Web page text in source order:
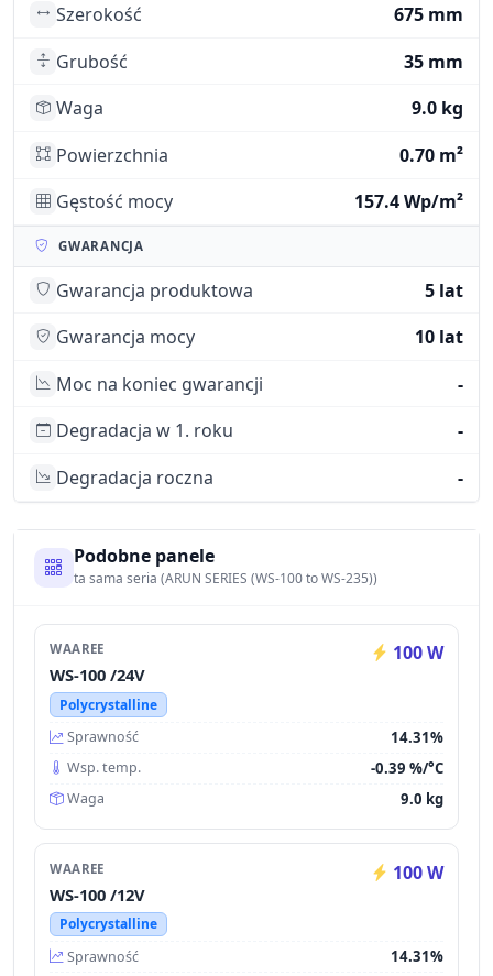
Szerokość
675 mm
Grubość
35 mm
Waga
9.0 kg
Powierzchnia
0.70 m²
Gęstość mocy
157.4 Wp/m²
GWARANCJA
Gwarancja produktowa
5 lat
Gwarancja mocy
10 lat
Moc na koniec gwarancji
-
Degradacja w 1. roku
-
Degradacja roczna
-
Podobne panele
ta sama seria (ARUN SERIES (WS-100 to WS-235))
WAAREE 100 W
WS-100 /24V
Polycrystalline
Sprawność
14.31%
Wsp. temp. -0.39 %/°C
Waga 9.0 kg
WAAREE 100 W
WS-100 /12V
Polycrystalline
Sprawność
14.31%